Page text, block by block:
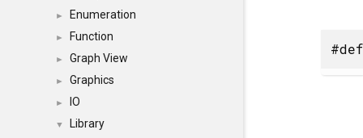
► Enumeration
► Function
► Graph View
► Graphics
► IO
▼ Library